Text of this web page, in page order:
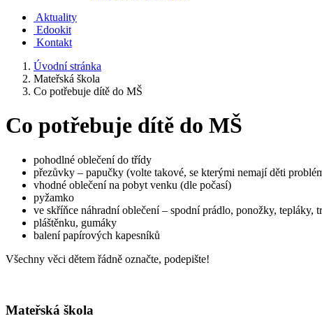
Aktuality
Edookit
Kontakt
Úvodní stránka
Mateřská škola
Co potřebuje dítě do MŠ
Co potřebuje dítě do MŠ
pohodlné oblečení do třídy
přezůvky – papučky (volte takové, se kterými nemají děti
vhodné oblečení na pobyt venku (dle počasí)
pyžamko
ve skříňce náhradní oblečení – spodní prádlo, ponožky, tepláky,
pláštěnku, gumáky
balení papírových kapesníků
Všechny věci dětem řádně označte, podepište!
Mateřská škola